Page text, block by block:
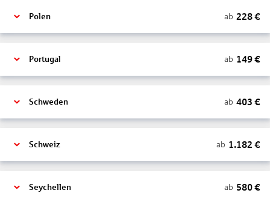
Polen ab 228€
Portugal ab 149€
Schweden ab 403 €
Schweiz ab 1.182 €
Seychellen ab 580€